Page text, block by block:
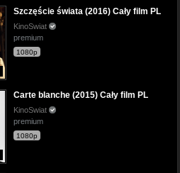
Szczęście świata (2016) Cały film PL
KinoSwiat
premium
1080p
Carte blanche (2015) Cały film PL
KinoSwiat
premium
1080p